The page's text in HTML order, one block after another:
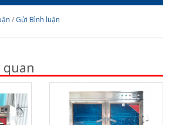
/ Gửi Bình luận
quan